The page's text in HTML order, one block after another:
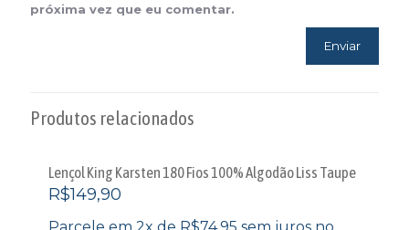
próxima vez que eu comentar.
Produtos relacionados
Lençol King Karsten 180 Fios 100% Algodão Liss Taupe
R$149,90
Parcele em 2x de R$74,95 sem juros no